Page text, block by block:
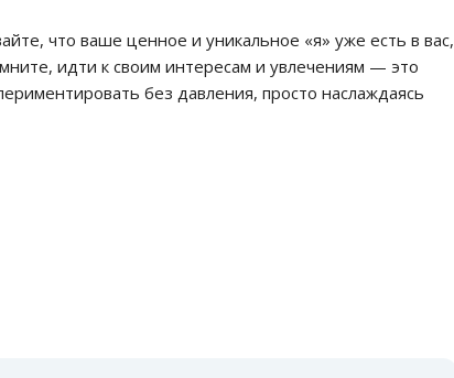
что ваше ценное и уникальное «я» уже есть в вас,
идти к своим интересам и увлечениям — это
без давления, просто наслаждаясь